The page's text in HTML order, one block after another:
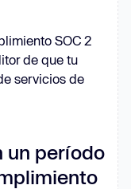
SOC 2
de que tu
servicios de
un período